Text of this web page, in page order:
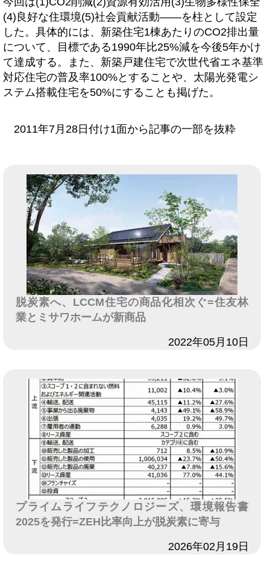
(4)良好な住環境(5)社会貢献活動――を柱として設定
した。具体的には、新築住宅1棟あたりのCO2排出量
について、目標である1990年比25%減を今後5年かけ
て達成する。また、新築戸建住宅で次世代省エネ基準
対応住宅の普及率100%とすることや、太陽光発電シ
ステム搭載住宅を50%にすることも掲げた。
2011年7月28日付け1面から記事の一部を抜粋
脱炭素へ、LCCM住宅の商品化相次ぐ=住友林
業とミサワホームが新商品
2022年05月10日
プライムライフテクノロジーズ、環境報告書
2025を発行=ZEH比率向上が脱炭素に寄与
2026年02月19日